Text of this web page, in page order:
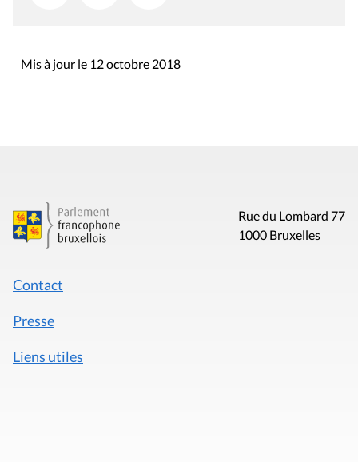
Mis à jour le 12 octobre 2018
Rue du Lombard 77
1000 Bruxelles
Contact
Presse
Liens utiles